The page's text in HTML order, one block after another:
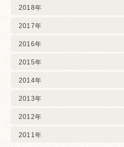
2018年
2017年
2016年
2015年
2014年
2013年
2012年
2011年